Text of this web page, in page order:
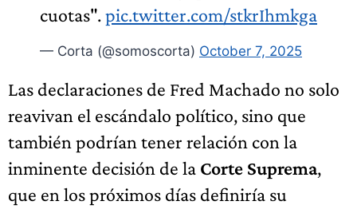
cuotas".pic.twitter.com/stkrIhmkga
— Corta (@somoscorta) October 7, 2025
Las declaraciones de Fred Machado no solo
reavivan el escándalo político, sino que
también podrían tener relación con la
inminente decisión de la Corte Suprema,
que en los próximos días definiría su